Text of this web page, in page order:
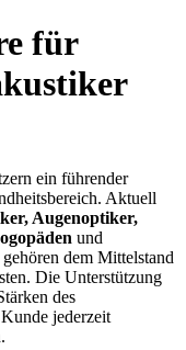
für
ein führender
Aktuell
Augenoptiker,
und
dem Mittelstand
Die Unterstützung
des
jederzeit